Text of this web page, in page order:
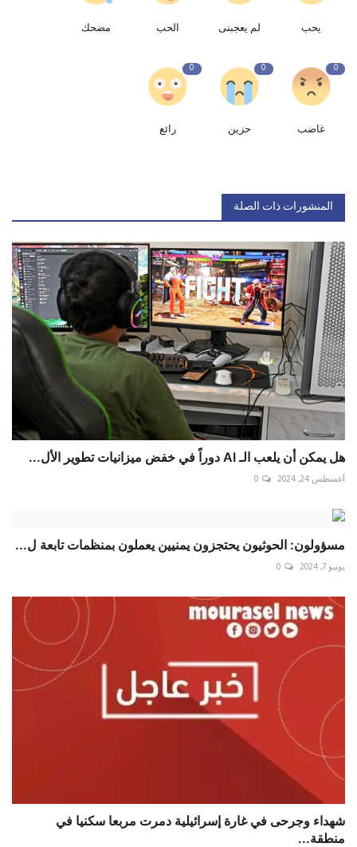
يحب لم يعجبنى الحب مضحك
0
غاضب
0
حزين
0
رائع
المنشورات ذات الصلة
هل يمكن أن يلعب الـ AI دوراً في خفض ميزانيات تطوير الأل...
أغسطس 24, 2024 0
مسؤولون: الحوثيون يحتجزون يمنيين يعملون بمنظمات تابعة ل...
يونيو 7, 2024 0
شهداء وجرحى في غارة إسرائيلية دمرت مربعا سكنيا في
منطقة...